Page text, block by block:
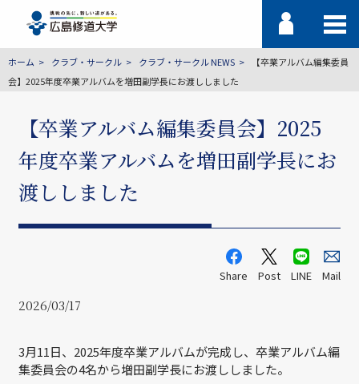
ホーム クラブ・サークル クラブ・サークル NEWS
【卒業アルバム編集委員
会】2025年度卒業アルバムを増田副学長にお渡ししました
【卒業アルバム編集委員会】2025
年度卒業アルバムを増田副学長にお
渡ししました
Share Post LINE Mail
2026/03/17
3月11日、2025年度卒業アルバムが完成し、卒業アルバム編
集委員会の4名から増田副学長にお渡ししました。